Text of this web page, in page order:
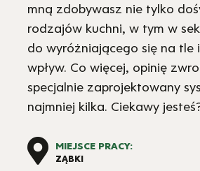
mną zdobywasz nie tylko
rodzajów kuchni, w tym w
do wyróżniającego się na tle
wpływ. Co więcej, opinię
specjalnie zaprojektowany
najmniej kilka. Ciekawy
MIEJSCE PRACY:
ZĄBKI